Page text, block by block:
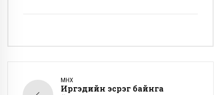
ӨМНӨХ
Иргэдийн эсрэг байнга